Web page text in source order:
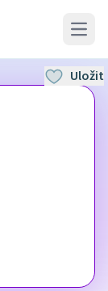
Open
Uložit